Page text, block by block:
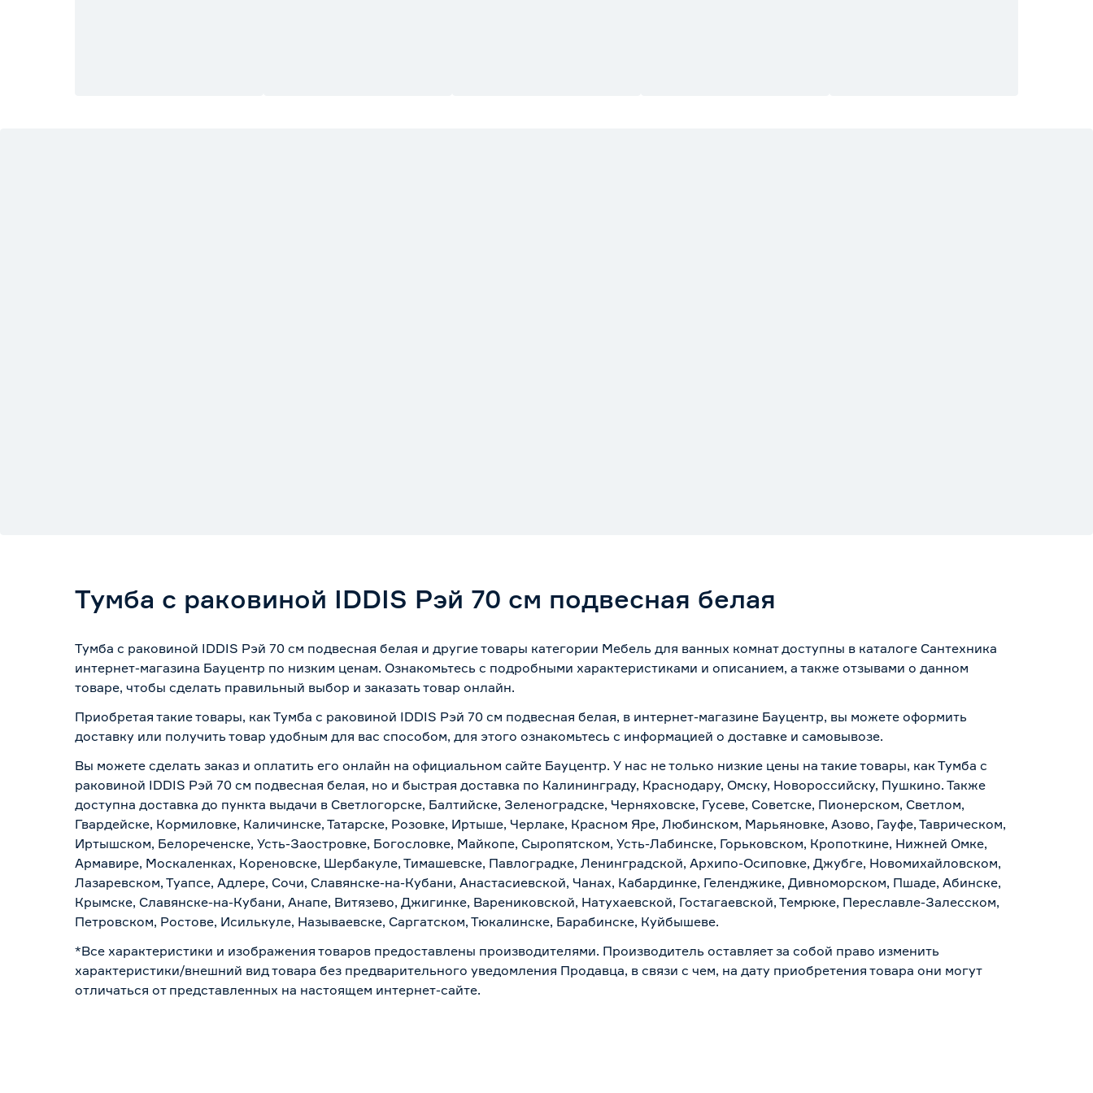
Тумба с раковиной IDDIS Рэй 70 cм подвесная белая
Тумба с раковиной IDDIS Рэй 70 cм подвесная белая и другие товары категории Мебель для ванных комнат доступны в каталоге Сантехника
интернет-магазина Бауцентр по низким ценам. Ознакомьтесь с подробными характеристиками и описанием, а также отзывами о данном
товаре, чтобы сделать правильный выбор и заказать товар онлайн.
Приобретая такие товары, как Тумба с раковиной IDDIS Рэй 70 cм подвесная белая, в интернет-магазине Бауцентр, вы можете оформить
доставку или получить товар удобным для вас способом, для этого ознакомьтесь с информацией о доставке и самовывозе.
Вы можете сделать заказ и оплатить его онлайн на официальном сайте Бауцентр. У нас не только низкие цены на такие товары, как Тумба с
раковиной IDDIS Рэй 70 cм подвесная белая, но и быстрая доставка по Калининграду, Краснодару, Омску, Новороссийску, Пушкино. Также
доступна доставка до пункта выдачи в Светлогорске, Балтийске, Зеленоградске, Черняховске, Гусеве, Советске, Пионерском, Светлом,
Гвардейске, Кормиловке, Каличинске, Татарске, Розовке, Иртыше, Черлаке, Красном Яре, Любинском, Марьяновке, Азово, Гауфе, Таврическом,
Иртышском, Белореченске, Усть-Заостровке, Богословке, Майкопе, Сыропятском, Усть-Лабинске, Горьковском, Кропоткине, Нижней Омке,
Армавире, Москаленках, Кореновске, Шербакуле, Тимашевске, Павлоградке, Ленинградской, Архипо-Осиповке, Джубге, Новомихайловском,
Лазаревском, Туапсе, Адлере, Сочи, Славянске-на-Кубани, Анастасиевской, Чанах, Кабардинке, Геленджике, Дивноморском, Пшаде, Абинске,
Крымске, Славянске-на-Кубани, Анапе, Витязево, Джигинке, Варениковской, Натухаевской, Гостагаевской, Темрюке, Переславле-Залесском,
Петровском, Ростове, Исилькуле, Называевске, Саргатском, Тюкалинске, Барабинске, Куйбышеве.
*Все характеристики и изображения товаров предоставлены производителями. Производитель оставляет за собой право изменить
характеристики/внешний вид товара без предварительного уведомления Продавца, в связи с чем, на дату приобретения товара они могут
отличаться от представленных на настоящем интернет-сайте.